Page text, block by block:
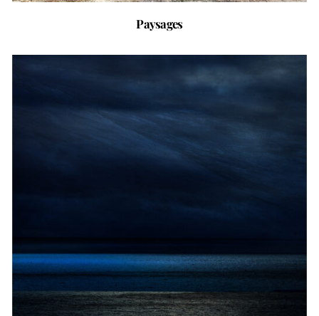
Paysages